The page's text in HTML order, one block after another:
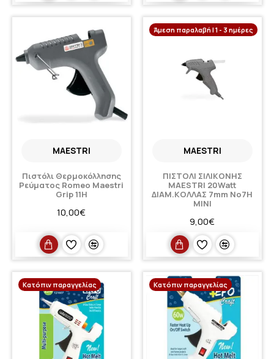
MAESTRI
Πιστόλι Θερμοκόλλησης
Ρεύματος Romeo Maestri
Grip 11H
10,00€
Άμεση παραλαβή | 1 - 3 ημέρες
MAESTRI
ΠΙΣΤΟΛΙ ΣΙΛΙΚΟΝΗΣ
MAESTRI 20Watt
ΔΙΑΜ.ΚΟΛΛΑΣ 7mm Νο7H
MINI
9,00€
Κατόπιν παραγγελίας Κατόπιν παραγγελίας